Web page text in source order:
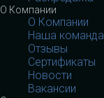
О Компании
О Компании
Наша команда
Отзывы
Сертификаты
Новости
Вакансии